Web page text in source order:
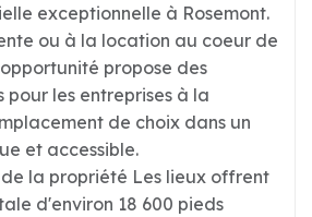
exceptionnelle à Rosemont.
ou à la location au coeur de
propose des
pour les entreprises à la
de choix dans un
et accessible.
la propriété Les lieux offrent
d'environ 18 600 pieds